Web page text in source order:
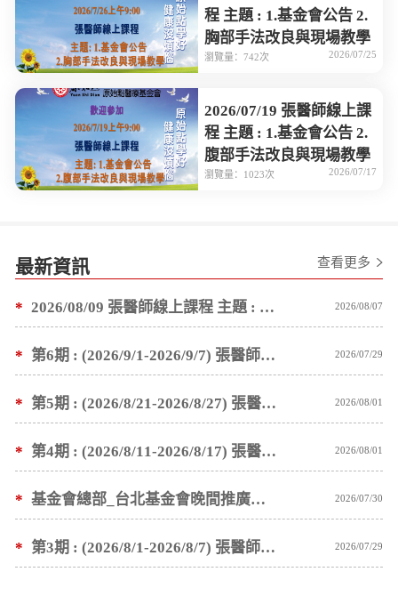
程 主題 : 1.基金會公告 2.
胸部手法改良與現場教學
瀏覽量：742次 2026/07/25
2026/07/19 張醫師線上課
程 主題 : 1.基金會公告 2.
腹部手法改良與現場教學
瀏覽量：1023次 2026/07/17
最新資訊 查看更多
* 2026/08/09 張醫師線上課程 主題 : 褥瘡案例後續追蹤 及按推方法 2026/08/07
* 第6期 : (2026/9/1-2026/9/7) 張醫師親自培訓手法 廣州基礎班7 天錄取名單公告 2026/07/29
* 第5期 : (2026/8/21-2026/8/27) 張醫師親自培訓手法 廣州基礎班7 天錄取名單公告 2026/08/01
* 第4期 : (2026/8/11-2026/8/17) 張醫師親自培訓手法 廣州基礎班7 天錄取名單公告 2026/08/01
* 基金會總部_台北基金會晚間推廣暫停服務公告 2026/07/30
* 第3期 : (2026/8/1-2026/8/7) 張醫師親自培訓手法 廣州基礎班7 天錄取名單公告 2026/07/29